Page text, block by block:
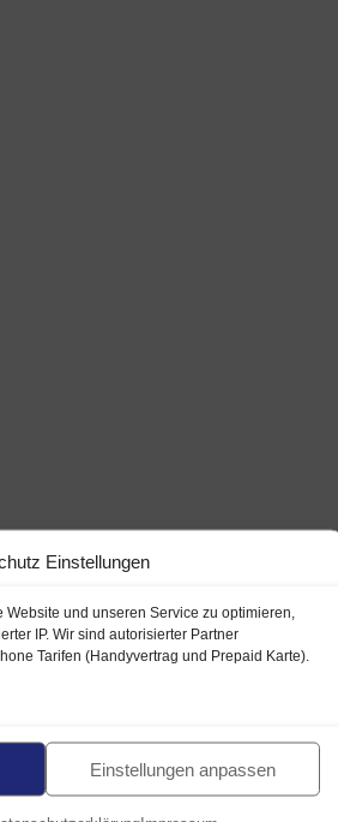
Einstellungen
und unseren Service zu optimieren,
IP. Wir sind autorisierter Partner
Tarifen (Handyvertrag und Prepaid Karte).
Einstellungen anpassen